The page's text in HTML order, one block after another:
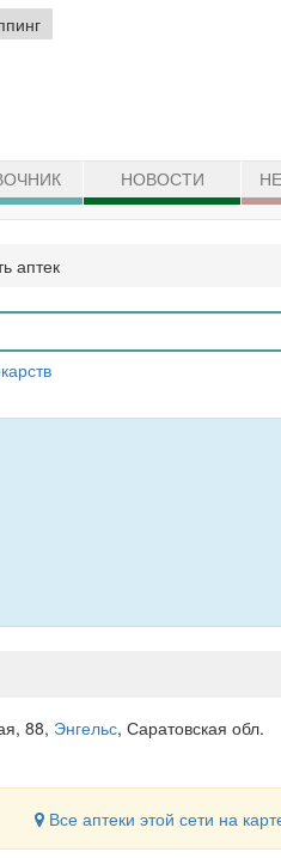
НОВОСТИ
аптек
88, Энгельс, Саратовская обл.
Все аптеки этой сети на